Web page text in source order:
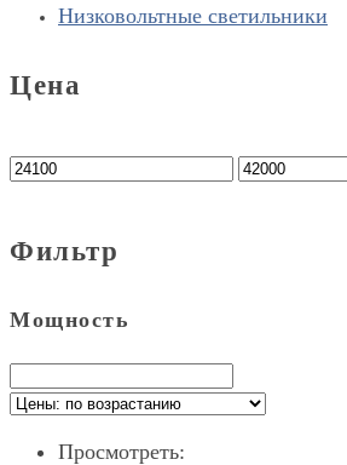
Низковольтные светильники
Цена
Фильтр
Мощность
Просмотреть: